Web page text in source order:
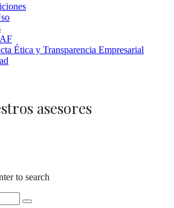
Ética y Transparencia Empresarial
asesores
to search